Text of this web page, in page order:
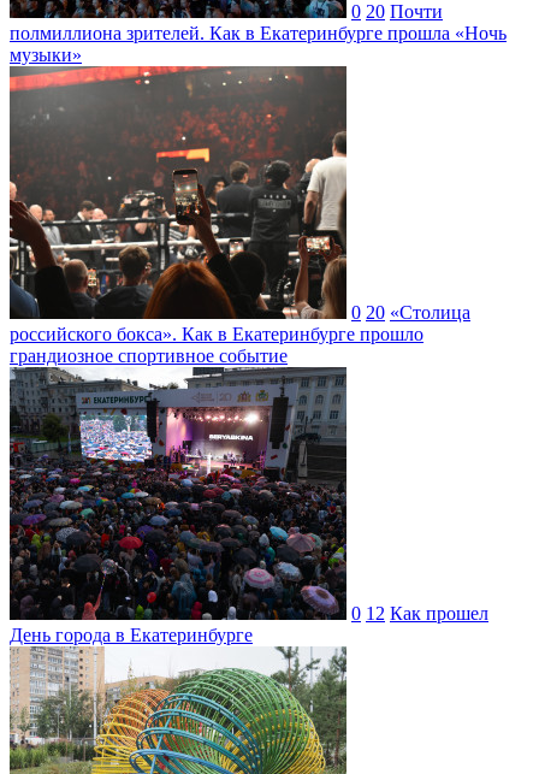
0 20 Почти
полмиллиона зрителей. Как в Екатеринбурге прошла «Ночь
музыки»
0 20 «Столица
российского бокса». Как в Екатеринбурге прошло
грандиозное спортивное событие
0 12 Как прошел
День города в Екатеринбурге